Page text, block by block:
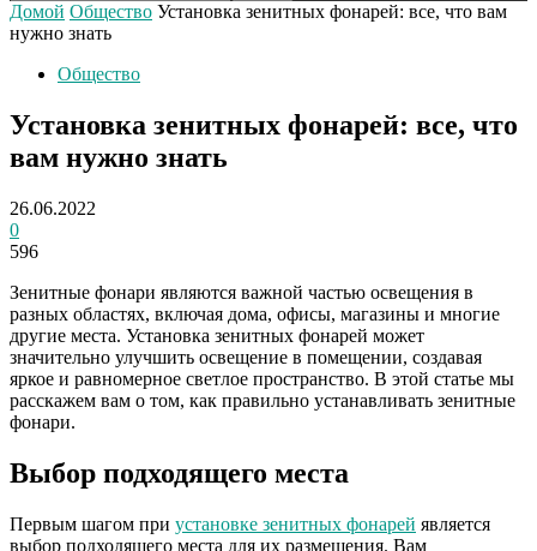
Домой Общество Установка зенитных фонарей: все, что вам
нужно знать
Общество
Установка зенитных фонарей: все, что
вам нужно знать
26.06.2022
0
596
Зенитные фонари являются важной частью освещения в
разных областях, включая дома, офисы, магазины и многие
другие места. Установка зенитных фонарей может
значительно улучшить освещение в помещении, создавая
яркое и равномерное светлое пространство. В этой статье мы
расскажем вам о том, как правильно устанавливать зенитные
фонари.
Выбор подходящего места
Первым шагом при установке зенитных фонарей является
выбор подходящего места для их размещения. Вам